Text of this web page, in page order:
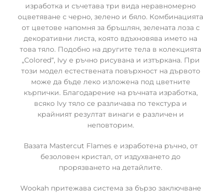
изработка и съчетава три вида неравномерно
оцветяване с черно, зелено и бяло. Комбинацията
от цветове напомня за бръшлян, зелената лоза с
декоративни листа, която вдъхновява името на
това тяло. Подобно на другите тела в колекцията
„Colored“, Ivy е ръчно рисувана и изтъркана. При
този модел естествената повърхност на дървото
може да бъде леко изложена под цветните
кърпички. Благодарение на ръчната изработка,
всяко Ivy тяло се различава по текстура и
крайният резултат винаги е различен и
неповторим.
Вазата Mastercut Flames е изработена ръчно, от
безоловен кристал, от издухването до
прорязването на детайлите.
Wookah притежава система за бързо заключване